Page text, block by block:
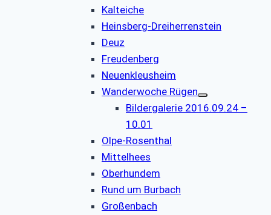
Kalteiche
Heinsberg-Dreiherrenstein
Deuz
Freudenberg
Neuenkleusheim
Wanderwoche Rügen
Bildergalerie 2016.09.24 –
10.01
Olpe-Rosenthal
Mittelhees
Oberhundem
Rund um Burbach
Großenbach